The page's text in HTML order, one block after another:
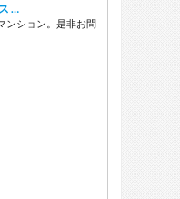
…
ンション。是非お問